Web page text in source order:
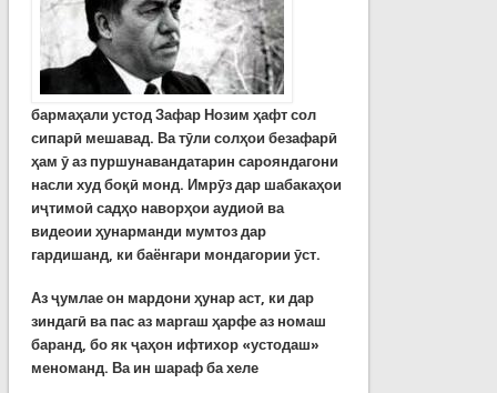
бармаҳали устод Зафар Нозим ҳафт сол
сипарӣ мешавад. Ва тӯли солҳои безафарӣ
ҳам ӯ аз пуршунавандатарин сарояндагони
насли худ боқӣ монд. Имрӯз дар шабакаҳои
иҷтимоӣ садҳо наворҳои аудиоӣ ва
видеоии ҳунарманди мумтоз дар
гардишанд, ки баёнгари мондагории ӯст.
Аз ҷумлае он мардони ҳунар аст, ки дар
зиндагӣ ва пас аз маргаш ҳарфе аз номаш
баранд, бо як ҷаҳон ифтихор «устодаш»
меноманд. Ва ин шараф ба хеле